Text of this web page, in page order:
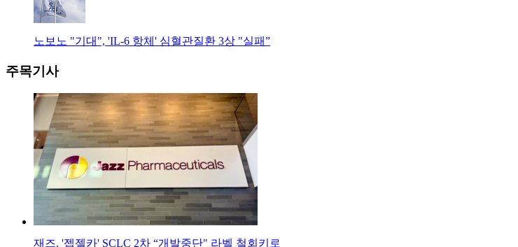
노보노 "기대", 'IL-6 항체' 심혈관질환 3상 "실패”
주목기사
재즈, '젭젤카' SCLC 2차 “개발중단" 라벨 철회키로